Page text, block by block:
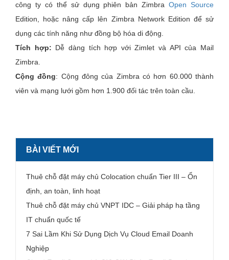
công ty có thể sử dụng phiên bản ZimbraOpen Source
Edition, hoặc nâng cấp lên Zimbra Network Edition để sử
dụng các tính năng như đồng bộ hóa di động.
Tích hợp: Dễ dàng tích hợp với Zimlet và API của Mail
Zimbra.
Cộng đồng: Cộng đông của Zimbra có hơn 60.000 thành
viên và mạng lưới gồm hơn 1.900 đối tác trên toàn cầu.
BÀI VIẾT MỚI
Thuê chỗ đặt máy chủ Colocation chuẩn Tier III – Ổn
định, an toàn, linh hoạt
Thuê chỗ đặt máy chủ VNPT IDC – Giải pháp hạ tầng
IT chuẩn quốc tế
7 Sai Lầm Khi Sử Dụng Dịch Vụ Cloud Email Doanh
Nghiệp